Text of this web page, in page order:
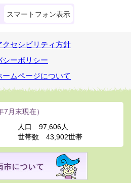
スマートフォン表示
クセシビリティ方針
シーポリシー
ームページについて
7月末現在）
人口
97,606人
世帯数
43,902世帯